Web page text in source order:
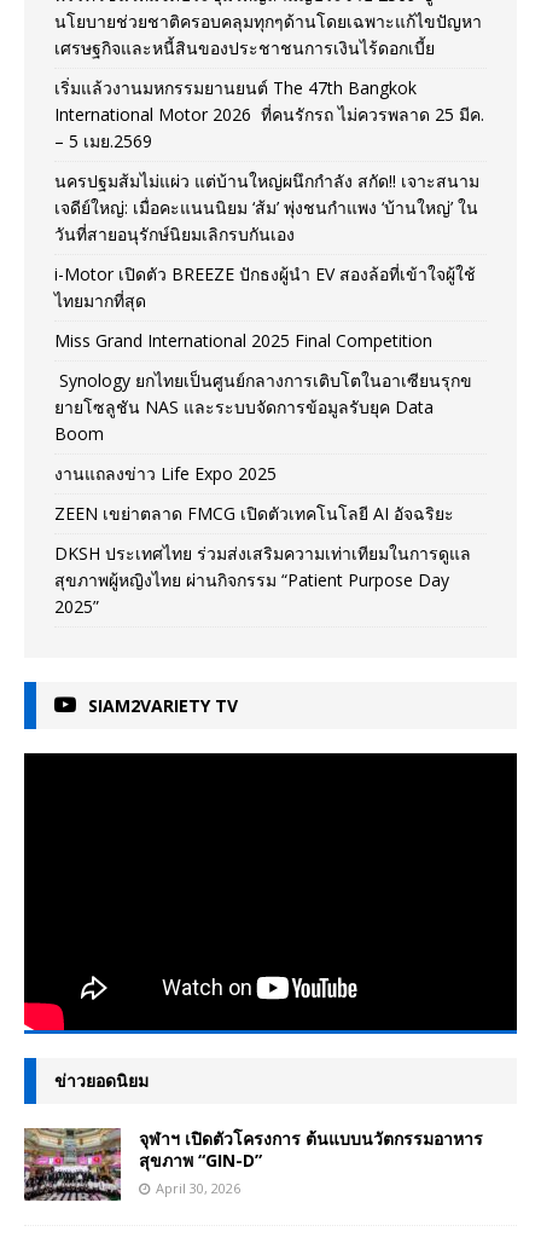
นโยบายช่วยชาติครอบคลุมทุกๆด้านโดยเฉพาะแก้ไขปัญหา
เศรษฐกิจและหนี้สินของประชาชนการเงินไร้ดอกเบี้ย
เริ่มแล้วงานมหกรรมยานยนต์ The 47th Bangkok
International Motor 2026 ที่คนรักรถ ไม่ควรพลาด 25 มีค.
– 5 เมย.2569
นครปฐมส้มไม่แผ่ว แต่บ้านใหญ่ผนึกกำลัง สกัด!! เจาะสนาม
เจดีย์ใหญ่: เมื่อคะแนนนิยม ‘ส้ม’ พุ่งชนกำแพง ‘บ้านใหญ่’ ใน
วันที่สายอนุรักษ์นิยมเลิกรบกันเอง
i-Motor เปิดตัว BREEZE ปักธงผู้นำ EV สองล้อที่เข้าใจผู้ใช้
ไทยมากที่สุด
Miss Grand International 2025 Final Competition
Synology ยกไทยเป็นศูนย์กลางการเติบโตในอาเซียนรุกข
ยายโซลูชัน NAS และระบบจัดการข้อมูลรับยุค Data
Boom
งานแถลงข่าว Life Expo 2025
ZEEN เขย่าตลาด FMCG เปิดตัวเทคโนโลยี AI อัจฉริยะ
DKSH ประเทศไทย ร่วมส่งเสริมความเท่าเทียมในการดูแล
สุขภาพผู้หญิงไทย ผ่านกิจกรรม “Patient Purpose Day
2025”
SIAM2VARIETY TV
ข่าวยอดนิยม
จุฬาฯ เปิดตัวโครงการ ต้นแบบนวัตกรรมอาหาร
สุขภาพ “GIN-D”
April 30, 2026